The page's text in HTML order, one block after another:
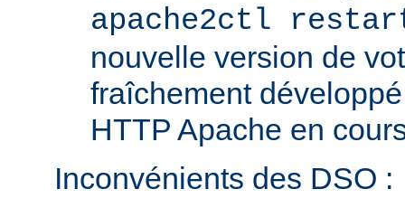
apache2ctl
nouvelle version de
fraîchement
HTTP Apache en
Inconvénients des DSO :